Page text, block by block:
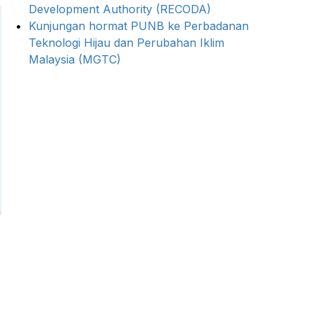
Development Authority (RECODA)
Kunjungan hormat PUNB ke Perbadanan
Teknologi Hijau dan Perubahan Iklim
Malaysia (MGTC)